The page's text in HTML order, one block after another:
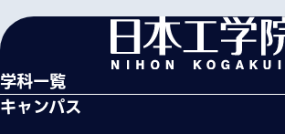
学科一覧
キャンパス